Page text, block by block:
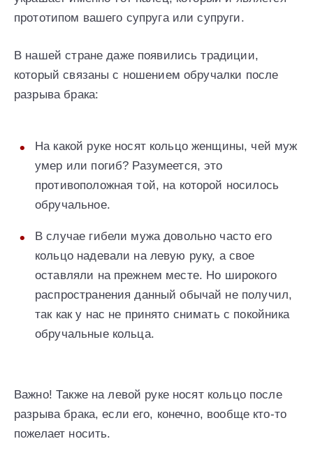
прототипом вашего супруга или супруги.
В нашей стране даже появились традиции,
который связаны с ношением обручалки после
разрыва брака:
На какой руке носят кольцо женщины, чей муж
умер или погиб? Разумеется, это
противоположная той, на которой носилось
обручальное.
В случае гибели мужа довольно часто его
кольцо надевали на левую руку, а свое
оставляли на прежнем месте. Но широкого
распространения данный обычай не получил,
так как у нас не принято снимать с покойника
обручальные кольца.
Важно! Также на левой руке носят кольцо после
разрыва брака, если его, конечно, вообще кто-то
пожелает носить.